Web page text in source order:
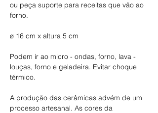
ou peça suporte para receitas que vão ao
forno.
ø 16 cm x altura 5 cm
Podem ir ao micro - ondas, forno, lava -
louças, forno e geladeira. Evitar choque
térmico.
A produção das cerâmicas advém de um
processo artesanal. As cores da